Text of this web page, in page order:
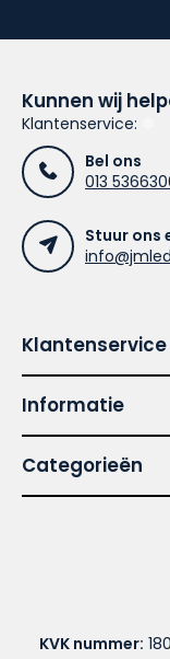
Kunnen wij
Klantenservice:
Bel ons
013
Stuur ons
Klantenservice
Informatie
Categorieën
KVK nummer: